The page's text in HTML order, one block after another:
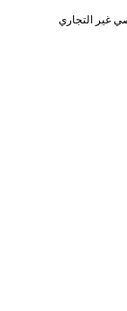
غير التجاري